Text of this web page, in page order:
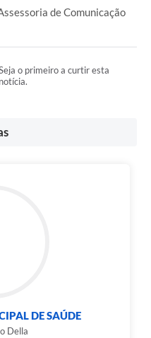
de Comunicação
o primeiro a curtir esta
notícia.
DE SAÚDE
Della